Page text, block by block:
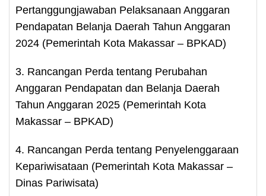
Pertanggungjawaban Pelaksanaan Anggaran
Pendapatan Belanja Daerah Tahun Anggaran
2024 (Pemerintah Kota Makassar – BPKAD)
3. Rancangan Perda tentang Perubahan
Anggaran Pendapatan dan Belanja Daerah
Tahun Anggaran 2025 (Pemerintah Kota
Makassar – BPKAD)
4. Rancangan Perda tentang Penyelenggaraan
Kepariwisataan (Pemerintah Kota Makassar –
Dinas Pariwisata)